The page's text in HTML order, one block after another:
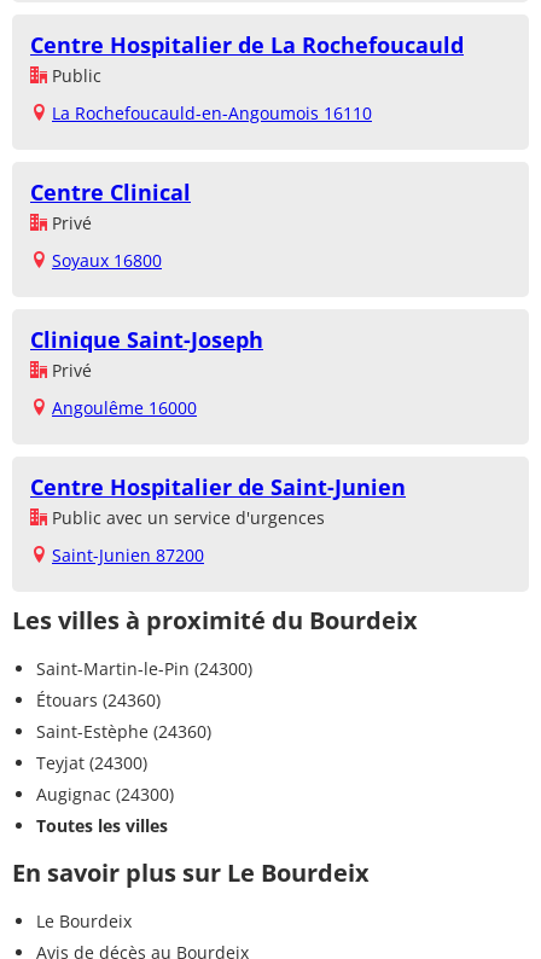
Centre Hospitalier de La Rochefoucauld
Public
La Rochefoucauld-en-Angoumois 16110
Centre Clinical
Privé
Soyaux 16800
Clinique Saint-Joseph
Privé
Angoulême 16000
Centre Hospitalier de Saint-Junien
Public avec un service d'urgences
Saint-Junien 87200
Les villes à proximité du Bourdeix
Saint-Martin-le-Pin (24300)
Étouars (24360)
Saint-Estèphe (24360)
Teyjat (24300)
Augignac (24300)
Toutes les villes
En savoir plus sur Le Bourdeix
Le Bourdeix
Avis de décès au Bourdeix